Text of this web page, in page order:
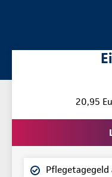
20,95
Pflegetagegeld